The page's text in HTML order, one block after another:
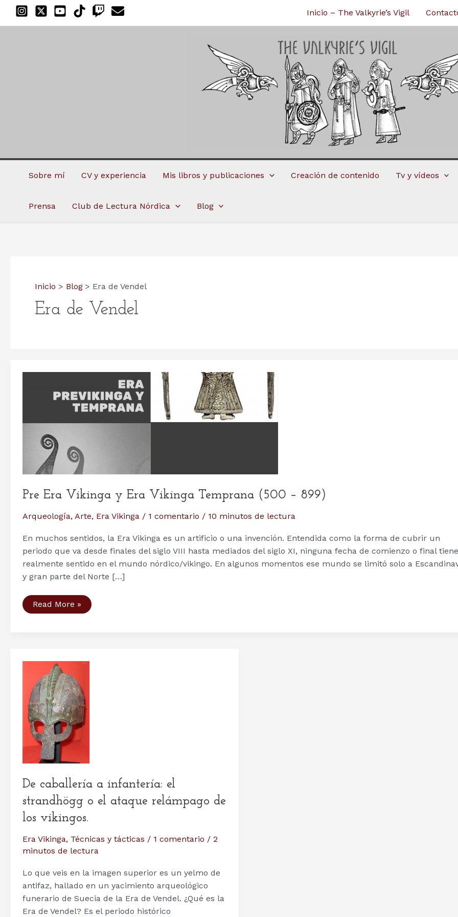
Inicio – The Valkyrie’s Vigil
Sobre mí CV y experiencia Mis libros y publicaciones Creación de contenido Tv y vídeos
Prensa Club de Lectura Nórdica Blog
Inicio Blog Era de Vendel
Era de Vendel
Pre Era Vikinga y Era Vikinga Temprana (500 – 899)
Arqueología, Arte, Era Vikinga / 1 comentario / 10 minutos de lectura
En muchos sentidos, la Era Vikinga es un artificio o una invención. Entendida como la forma de cubrir un
periodo que va desde finales del siglo VIII hasta mediados del siglo XI, ninguna fecha de comienzo o final tiene
realmente sentido en el mundo nórdico/vikingo. En algunos momentos ese mundo se limitó solo a
y gran parte del Norte […]
Pre
Era
(500
899)
Read More »
De caballería a infantería: el
strandhögg o el ataque relámpago de
los vikingos.
Era Vikinga, Técnicas y tácticas / 1 comentario / 2
minutos de lectura
Lo que veis en la imagen superior es un yelmo de
antifaz, hallado en un yacimiento arqueológico
funerario de Suecia de la Era de Vendel. ¿Qué es la
Era de Vendel? Es el periodo histórico